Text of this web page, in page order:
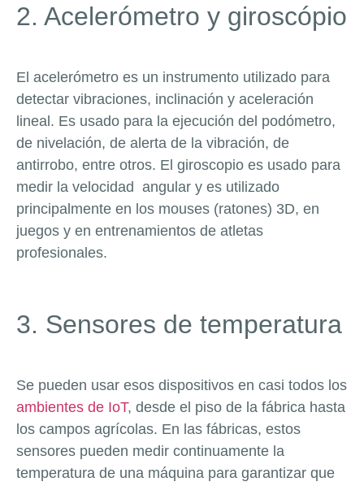
2. Acelerómetro y giroscópio
El acelerómetro es un instrumento utilizado para
detectar vibraciones, inclinación y aceleración
lineal. Es usado para la ejecución del podómetro,
de nivelación, de alerta de la vibración, de
antirrobo, entre otros. El giroscopio es usado para
medir la velocidad angular y es utilizado
principalmente en los mouses (ratones) 3D, en
juegos y en entrenamientos de atletas
profesionales.
3. Sensores de temperatura
Se pueden usar esos dispositivos en casi todos los
ambientes de IoT, desde el piso de la fábrica hasta
los campos agrícolas. En las fábricas, estos
sensores pueden medir continuamente la
temperatura de una máquina para garantizar que